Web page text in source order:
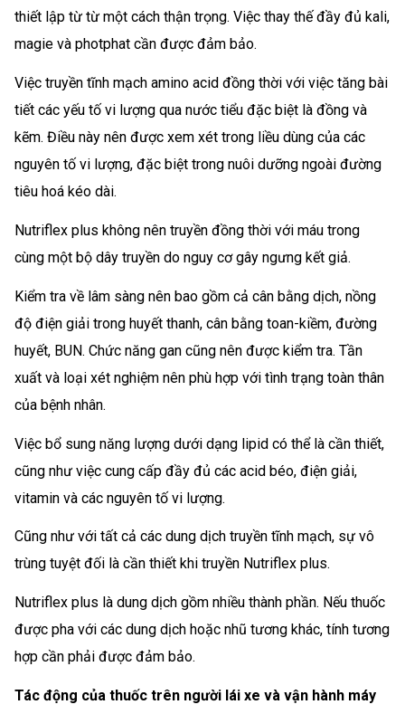
thiết lập từ từ một cách thận trọng. Việc thay thế đầy đủ kali,
magie và photphat cần được đảm bảo.
Việc truyền tĩnh mạch amino acid đồng thời với việc tăng bài
tiết các yếu tố vi lượng qua nước tiểu đặc biệt là đồng và
kẽm. Điều này nên được xem xét trong liều dùng của các
nguyên tố vi lượng, đặc biệt trong nuôi dưỡng ngoài đường
tiêu hoá kéo dài.
Nutriflex plus không nên truyền đồng thời với máu trong
cùng một bộ dây truyền do nguy cơ gây ngưng kết giả.
Kiểm tra về lâm sàng nên bao gồm cả cân bằng dịch, nồng
độ điện giải trong huyết thanh, cân bằng toan-kiềm, đường
huyết, BUN. Chức năng gan cũng nên được kiểm tra. Tần
xuất và loại xét nghiệm nên phù hợp với tình trạng toàn thân
của bệnh nhân.
Việc bổ sung năng lượng dưới dạng lipid có thể là cần thiết,
cũng như việc cung cấp đầy đủ các acid béo, điện giải,
vitamin và các nguyên tố vi lượng.
Cũng như với tất cả các dung dịch truyền tĩnh mạch, sự vô
trùng tuyệt đối là cần thiết khi truyền Nutriflex plus.
Nutriflex plus là dung dịch gồm nhiều thành phần. Nếu thuốc
được pha với các dung dịch hoặc nhũ tương khác, tính tương
hợp cần phải được đảm bảo.
Tác động của thuốc trên người lái xe và vận hành máy